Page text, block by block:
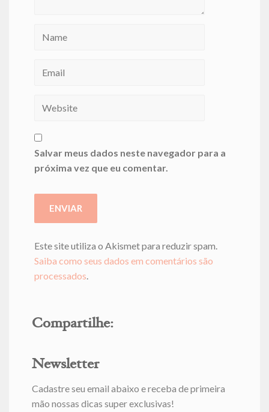
Salvar meus dados neste navegador para a
próxima vez que eu comentar.
Este site utiliza o Akismet para reduzir spam.
Saiba como seus dados em comentários são
processados.
Compartilhe:
Newsletter
Cadastre seu email abaixo e receba de primeira
mão nossas dicas super exclusivas!